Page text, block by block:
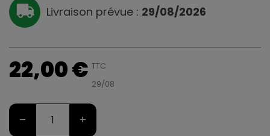
Livraison prévue : 29/08/2026
22,00 € TTC
29/08
– +